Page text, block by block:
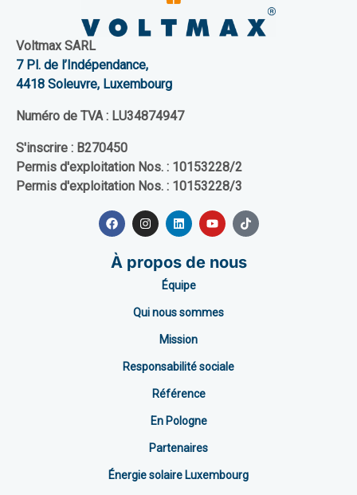
Voltmax SARL
7 Pl. de l’Indépendance,
4418 Soleuvre, Luxembourg
Numéro de TVA : LU34874947
S'inscrire : B270450
Permis d'exploitation Nos. : 10153228/2
Permis d'exploitation Nos. : 10153228/3
À propos de nous
Équipe
Qui nous sommes
Mission
Responsabilité sociale
Référence
En Pologne
Partenaires
Énergie solaire Luxembourg